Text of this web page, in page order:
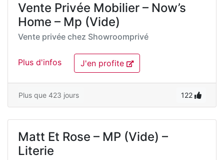
Vente Privée Mobilier – Now’s
Home – Mp (Vide)
Vente privée chez Showroomprivé
Plus d'infos J'en profite
Plus que 423 jours 122
Matt Et Rose – MP (Vide) –
Literie